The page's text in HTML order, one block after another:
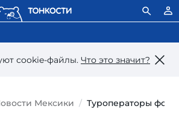
сookie-файлы. Что это значит?
Мексики Туроператоры